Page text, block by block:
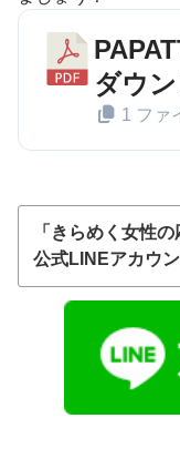
ダウ
1 ファ
「きらめく女性
公式LINEアカウン